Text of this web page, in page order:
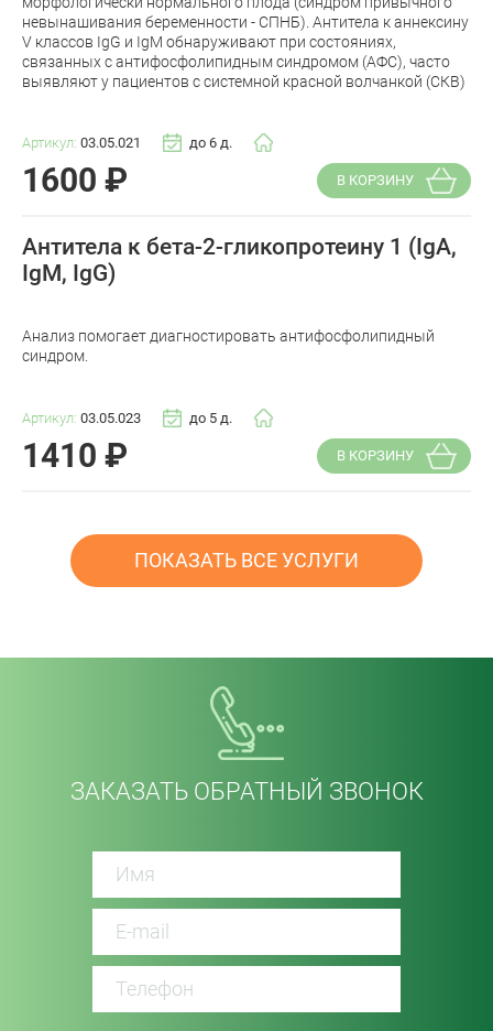
невынашивания беременности - СПНБ). Антитела к аннексину
V классов IgG и IgM обнаруживают при состояниях,
связанных с антифосфолипидным синдромом (АФС), часто
выявляют у пациентов с системной красной волчанкой (СКВ)
Артикул: 03.05.021 до 6 д.
1600 ₽ В КОРЗИНУ
Антитела к бета-2-гликопротеину 1 (IgA,
IgM, IgG)
Анализ помогает диагностировать антифосфолипидный
синдром.
Артикул: 03.05.023 до 5 д.
1410 ₽ В КОРЗИНУ
ПОКАЗАТЬ ВСЕ УСЛУГИ
ЗАКАЗАТЬ ОБРАТНЫЙ ЗВОНОК